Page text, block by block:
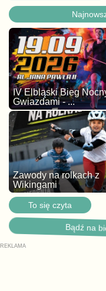
IV Elbląski Bieg
Gwiazdami - ...
Zawody na rolkach z
Wikingami
To się czyta
Bądź na